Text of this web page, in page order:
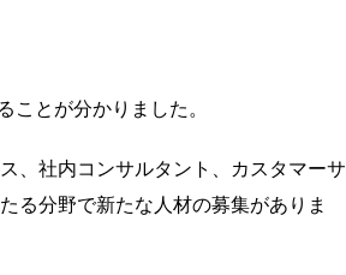
とが分かりました。
、社内コンサルタント、カスタマーサ
る分野で新たな人材の募集がありま